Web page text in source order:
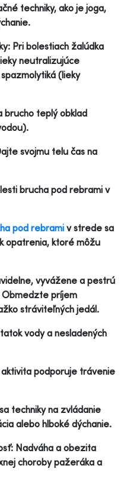
techniky, ako je joga,
Pri bolestiach žalúdka
neutralizujúce
(lieky
brucho teplý obklad
svojmu telu čas na
brucha pod rebrami v
pod rebrami v strede sa
opatrenia, ktoré môžu
vyvážene a pestrú
Obmedzte príjem
stráviteľných jedál.
vody a nesladených
podporuje trávenie
techniky na zvládanie
alebo hlboké dýchanie.
Nadváha a obezita
choroby pažeráka a